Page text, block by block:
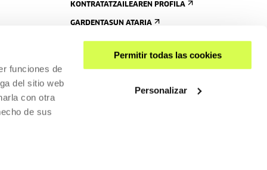
funciones de
del sitio web
con otra
de sus
Permitir todas las cookies
Personalizar
KONTRATATZAILEAREN PROFILA
GARDENTASUN ATARIA